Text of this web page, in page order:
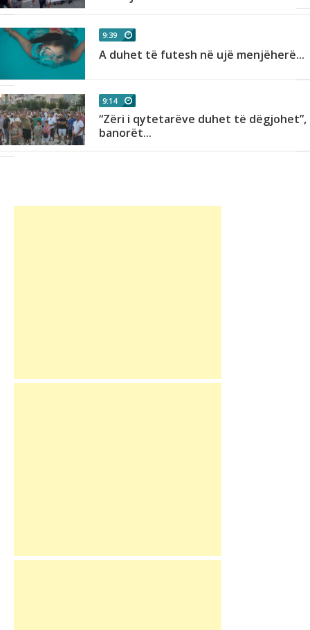
9:39
A duhet të futesh në ujë menjëherë...
9:14
“Zëri i qytetarëve duhet të dëgjohet”,
banorët...